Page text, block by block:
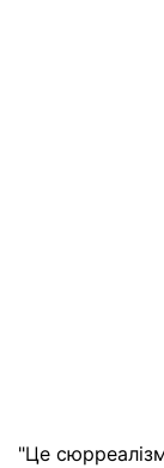
"Це